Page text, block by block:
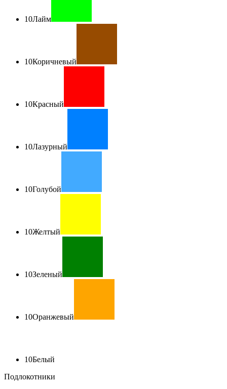
10Лайм
10Коричневый
10Красный
10Лазурный
10Голубой
10Желтый
10Зеленый
10Оранжевый
10Белый
Подлокотники